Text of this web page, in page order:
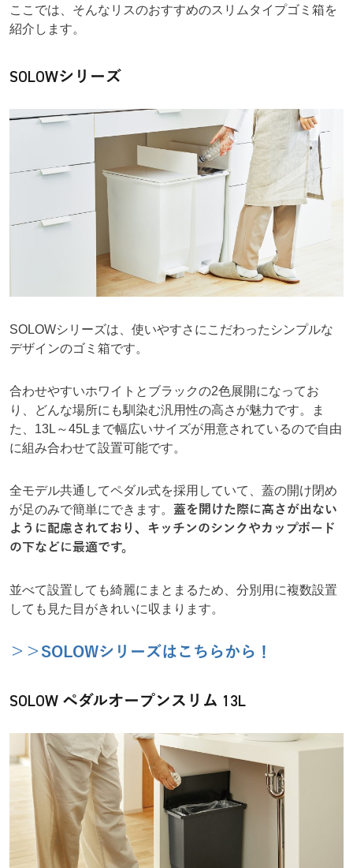
ここでは、そんなリスのおすすめのスリムタイプゴミ箱を
紹介します。
SOLOWシリーズ
SOLOWシリーズは、使いやすさにこだわったシンプルな
デザインのゴミ箱です。
合わせやすいホワイトとブラックの2色展開になってお
り、どんな場所にも馴染む汎用性の高さが魅力です。ま
た、13L～45Lまで幅広いサイズが用意されているので自由
に組み合わせて設置可能です。
全モデル共通してペダル式を採用していて、蓋の開け閉め
が足のみで簡単にできます。 蓋を開けた際に高さが出ない
ように配慮されており、キッチンのシンクやカップボード
の下などに最適です。
並べて設置しても綺麗にまとまるため、分別用に複数設置
しても見た目がきれいに収まります。
＞＞SOLOWシリーズはこちらから！
SOLOW ペダルオープンスリム 13L